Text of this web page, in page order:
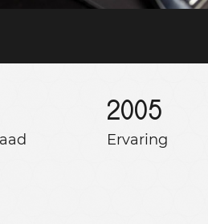
2005
Ervaring